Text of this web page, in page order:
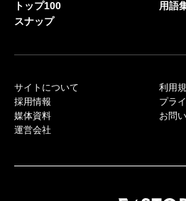
トップ100
スナップ
用語
サイトについて
採用情報
媒体資料
運営会社
利用
プラ
お問